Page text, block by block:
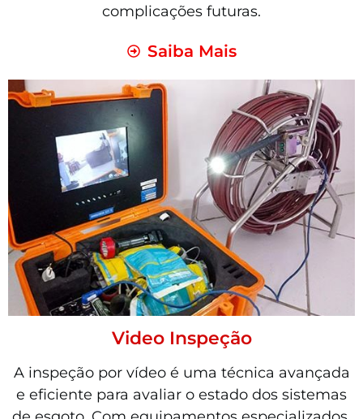
complicações futuras.
Saiba Mais
Video Inspeção
A inspeção por vídeo é uma técnica avançada
e eficiente para avaliar o estado dos sistemas